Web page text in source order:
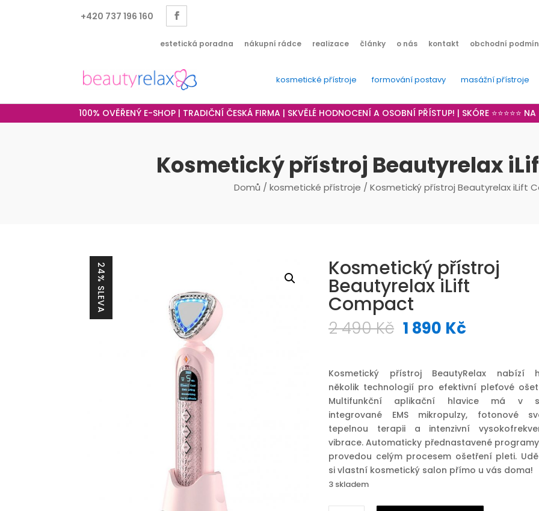
+420 737 196 160
estetická poradna nákupní rádce realizace články o nás kontakt obchodní
kosmetické přístroje formování postavy masážní přístroje
100% OVĚŘENÝ E-SHOP | TRADIČNÍ ČESKÁ FIRMA | SKVĚLÉ HODNOCENÍ A OSOBNÍ PŘÍSTUP! | SKÓRE ⭐⭐⭐⭐⭐
Kosmetický přístroj Beautyrelax
Domů / kosmetické přístroje / Kosmetický přístroj Beautyrelax iLift
24% SLEVA Kosmetický přístroj
Beautyrelax iLift
Compact
2 490Kč Původní
2
490 Kč.
1 890 Kč
1
890 Kč.
Kosmetický přístroj BeautyRelax nabízí
několik technologií pro efektivní pleťové
Multifunkční aplikační hlavice má v
integrované EMS mikropulzy, fotonové
tepelnou terapii a intenzivní
vibrace. Automaticky přednastavené
provedou celým procesem ošetření pleti.
si vlastní kosmetický salon přímo u vás doma!
3 skladem